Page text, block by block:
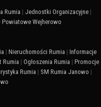
Rumia | Jednostki Organizacyjne |
Powiatowe Wejherowo
| Nieruchomości Rumia | Informacje
Rumia | Ogłoszenia Rumia | Promocje
Rumia | SM Rumia Janowo |